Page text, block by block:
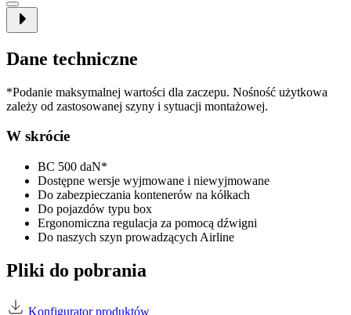
Dane techniczne
*Podanie maksymalnej wartości dla zaczepu. Nośność użytkowa
zależy od zastosowanej szyny i sytuacji montażowej.
W skrócie
BC 500 daN*
Dostępne wersje wyjmowane i niewyjmowane
Do zabezpieczania kontenerów na kółkach
Do pojazdów typu box
Ergonomiczna regulacja za pomocą dźwigni
Do naszych szyn prowadzących Airline
Pliki do pobrania
Konfigurator produktów